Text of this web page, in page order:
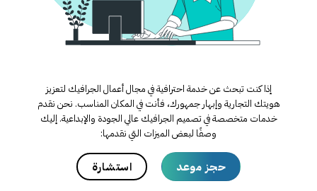
إذا كنت تبحث عن خدمة احترافية في مجال أعمال الجرافيك لتعزيز
هويتك التجارية وإبهار جمهورك، فأنت في المكان المناسب. نحن نقدم
خدمات متخصصة في تصميم الجرافيك عالي الجودة والإبداعية. إليك
وصفًا لبعض الميزات التي نقدمها:
حجز موعد استشارة